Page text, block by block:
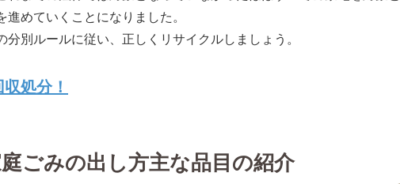
進めていくことになりました。
分別ルールに従い、正しくリサイクルしましょう。
処分！
ごみの出し方主な品目の紹介